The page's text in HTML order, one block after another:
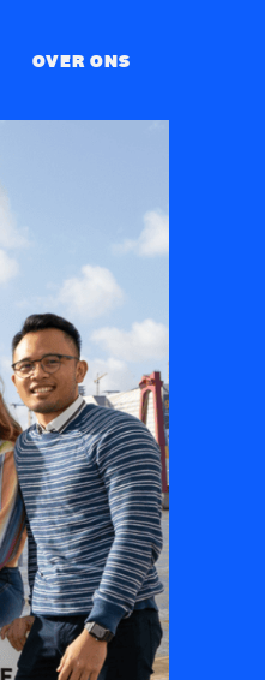
OVER ONS